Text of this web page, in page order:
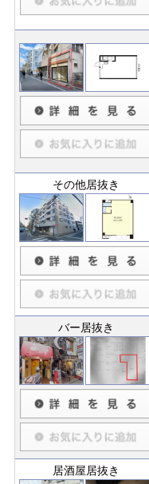
その他居抜き
バー居抜き
居酒屋居抜き